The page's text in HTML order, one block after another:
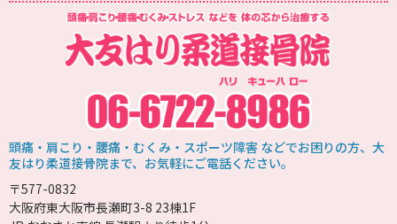
頭痛・肩こり・腰痛・むくみ・スポーツ障害 などでお困りの方、大
友はり柔道接骨院まで、お気軽にご電話ください。
〒577-0832
大阪府東大阪市長瀬町3-8 23棟1F